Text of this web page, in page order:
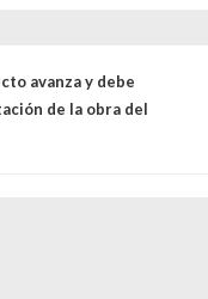
avanza y debe
de la obra del